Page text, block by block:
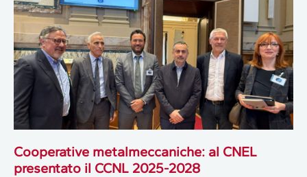
Cooperative metalmeccaniche: al CNEL
presentato il CCNL 2025-2028